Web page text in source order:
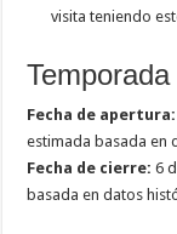
visita teniendo
Fecha de apertura:
estimada basada en
Fecha de cierre: 6
basada en datos